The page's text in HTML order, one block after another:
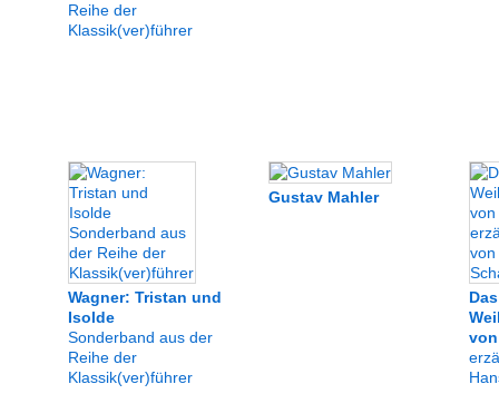
Reihe der
Klassik(ver)führer
Wagner: Tristan und
Isolde
Sonderband aus der
Reihe der
Klassik(ver)führer
Gustav Mahler
Das